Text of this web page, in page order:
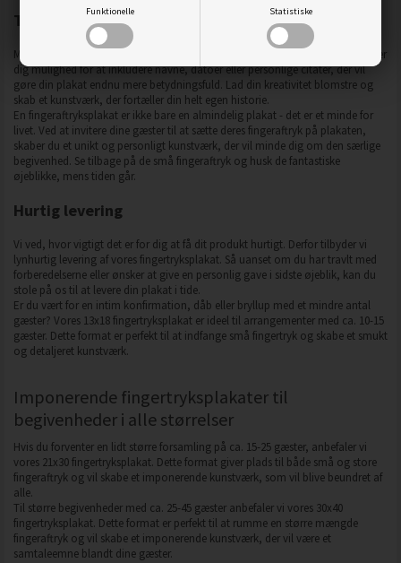
Funktionelle Statistiske
Tilføj personlig tekst
Med vores fingertryksplakat kan du tilføje to linjer med valgfri tekst. Dette giver
dig mulighed for at inkludere navne, datoer eller personlige citater, der vil
gøre din plakat endnu mere betydningsfuld. Lad din kreativitet blomstre og
skab et kunstværk, der fortæller din helt egen historie.
En fingeraftryksplakat er ikke bare en almindelig plakat - det er et minde for
livet. Ved at invitere dine gæster til at sætte deres fingeraftryk på plakaten,
skaber du et unikt og personligt kunstværk, der vil minde dig om den særlige
begivenhed. Se tilbage på de små fingeraftryk og husk de fantastiske
øjeblikke, mens tiden går.
Hurtig levering
Vi ved, hvor vigtigt det er for dig at få dit produkt hurtigt. Derfor tilbyder vi
lynhurtig levering af vores fingertryksplakat. Så uanset om du har travlt med
forberedelserne eller ønsker at give en personlig gave i sidste øjeblik, kan du
stole på os til at levere din plakat i tide.
Er du vært for en intim konfirmation, dåb eller bryllup med et mindre antal
gæster? Vores 13x18 fingertryksplakat er ideel til arrangementer med ca. 10-15
gæster. Dette format er perfekt til at indfange små fingertryk og skabe et smukt
og detaljeret kunstværk.
Imponerende fingertryksplakater til
begivenheder i alle størrelser
Hvis du forventer en lidt større forsamling på ca. 15-25 gæster, anbefaler vi
vores 21x30 fingertryksplakat. Dette format giver plads til både små og store
fingeraftryk og vil skabe et imponerende kunstværk, som vil blive beundret af
alle.
Til større begivenheder med ca. 25-45 gæster anbefaler vi vores 30x40
fingertryksplakat. Dette format er perfekt til at rumme en større mængde
fingeraftryk og vil skabe et imponerende kunstværk, der vil være et
samtaleemne blandt dine gæster.